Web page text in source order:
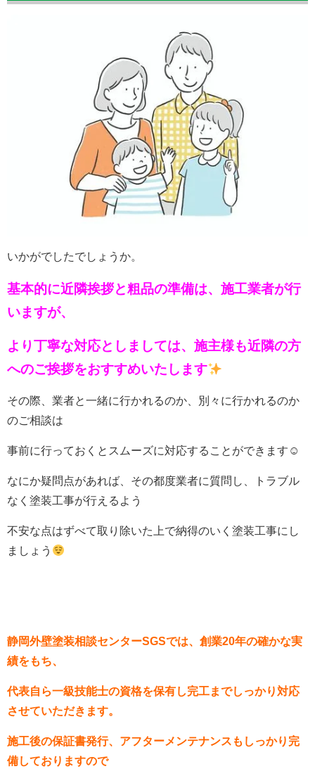
いかがでしたでしょうか。
基本的に近隣挨拶と粗品の準備は、施工業者が行
いますが、
より丁寧な対応としましては、施主様も近隣の方
へのご挨拶をおすすめいたします
その際、業者と一緒に行かれるのか、別々に行かれるのか
のご相談は
事前に行っておくとスムーズに対応することができます☺
なにか疑問点があれば、その都度業者に質問し、トラブル
なく塗装工事が行えるよう
不安な点はずべて取り除いた上で納得のいく塗装工事にし
ましょう
静岡外壁塗装相談センターSGSでは、創業20年の確かな実
績をもち、
代表自ら一級技能士の資格を保有し完工までしっかり対応
させていただきます。
施工後の保証書発行、アフターメンテナンスもしっかり完
備しておりますので